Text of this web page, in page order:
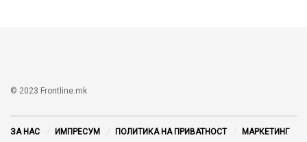
© 2023 Frontline.mk
ЗА НАС ИМПРЕСУМ ПОЛИТИКА НА ПРИВАТНОСТ
МАРКЕТИНГ